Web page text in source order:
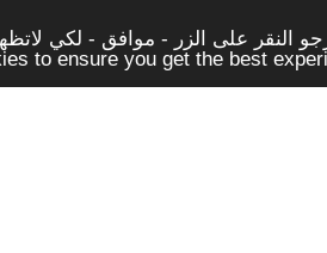
النقر على الزر - موافق - لكي
to ensure you get the best